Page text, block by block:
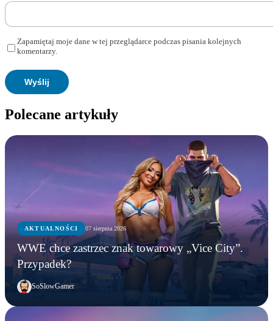
Zapamiętaj moje dane w tej przeglądarce podczas pisania kolejnych
komentarzy.
Polecane artykuły
AKTUALNOŚCI 07 sierpnia 2026
WWE chce zastrzec znak towarowy „Vice City”.
Przypadek?
SoSlowGamer